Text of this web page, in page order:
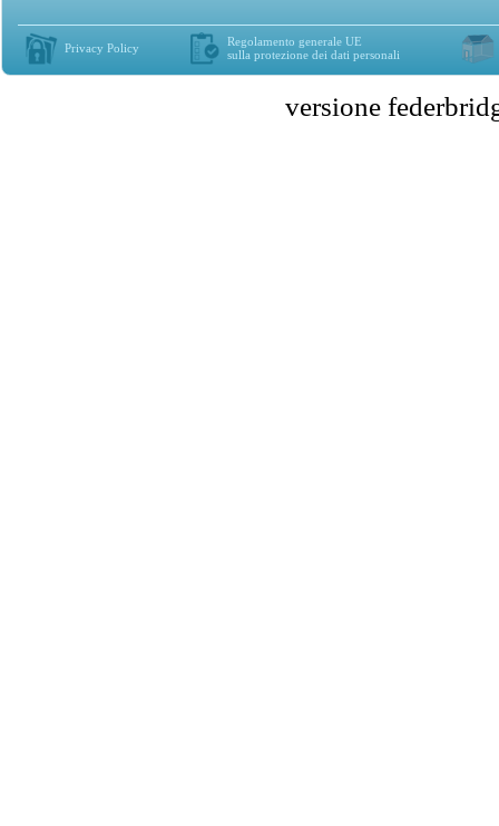
Privacy Policy
Regolamento generale UE
sulla protezione dei dati personali
versione